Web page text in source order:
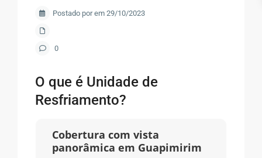
Postado por em 29/10/2023
0
O que é Unidade de
Resfriamento?
Cobertura com vista
panorâmica em Guapimirim